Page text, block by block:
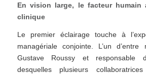
En vision large, le facteur humain
clinique
Le premier éclairage touche à
managériale conjointe. L’un
Gustave Roussy et responsable
desquelles plusieurs